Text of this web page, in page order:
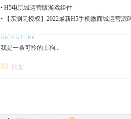
• H5电玩城运营版游戏组件
•
【亲测无授权】2022最新H5手机微商城运营
我是一条可怜的土狗...
回复